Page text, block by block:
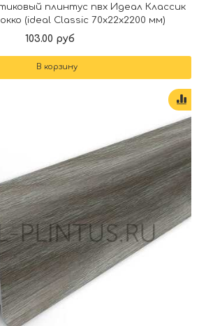
плинтус пвх Идеал Классик
(ideal Classic 70х22х2200 мм)
103.00 руб
В корзину